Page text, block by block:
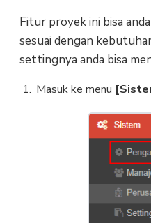
Fitur proyek ini bisa
sesuai dengan
settingnya anda bisa
Masuk ke menu